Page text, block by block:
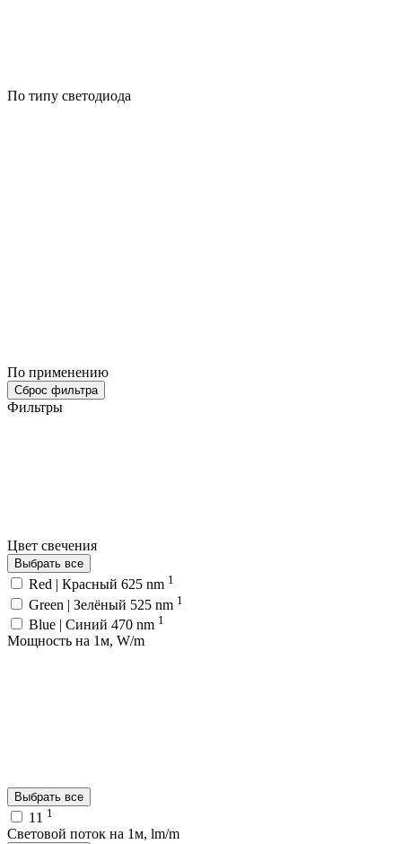
По типу светодиода
По применению
Сброс фильтра
Фильтры
Цвет свечения
Выбрать все
Red | Красный 625 nm 1
Green | Зелёный 525 nm 1
Blue | Синий 470 nm 1
Мощность на 1м, W/m
Выбрать все
11 1
Световой поток на 1м, lm/m